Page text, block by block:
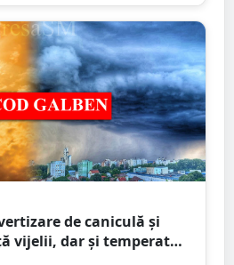
de caniculă și
vijelii, dar și temperaturi
ANM